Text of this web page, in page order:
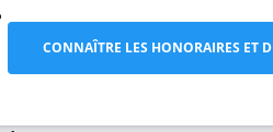
CONNAÎTRE LES HONORAIRES ET